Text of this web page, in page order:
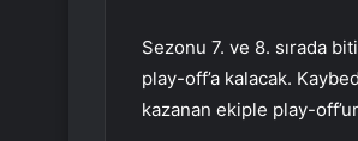
Sezonu 7. ve 8. sırada
play-off’a kalacak.
kazanan ekiple play-